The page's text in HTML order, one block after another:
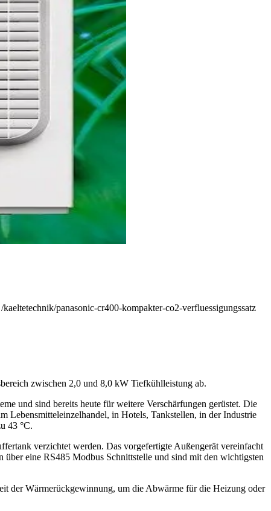
panasonic-cr400-kompakter-co2-verfluessigungssatz
zwischen 2,0 und 8,0 kW Tiefkühlleistung ab.
und sind bereits heute für weitere Verschärfungen gerüstet. Die
Lebensmitteleinzelhandel, in Hotels, Tankstellen, in der Industrie
43 °C.
verzichtet werden. Das vorgefertigte Außengerät vereinfacht
eine RS485 Modbus Schnittstelle und sind mit den wichtigsten
der Wärmerückgewinnung, um die Abwärme für die Heizung oder